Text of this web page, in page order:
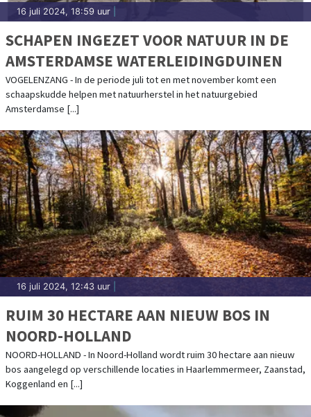
16 juli 2024, 18:59 uur
SCHAPEN INGEZET VOOR NATUUR IN DE
AMSTERDAMSE WATERLEIDINGDUINEN
VOGELENZANG - In de periode juli tot en met november komt een
schaapskudde helpen met natuurherstel in het natuurgebied
Amsterdamse [...]
16 juli 2024, 12:43 uur
RUIM 30 HECTARE AAN NIEUW BOS IN
NOORD-HOLLAND
NOORD-HOLLAND - In Noord-Holland wordt ruim 30 hectare aan nieuw
bos aangelegd op verschillende locaties in Haarlemmermeer, Zaanstad,
Koggenland en [...]